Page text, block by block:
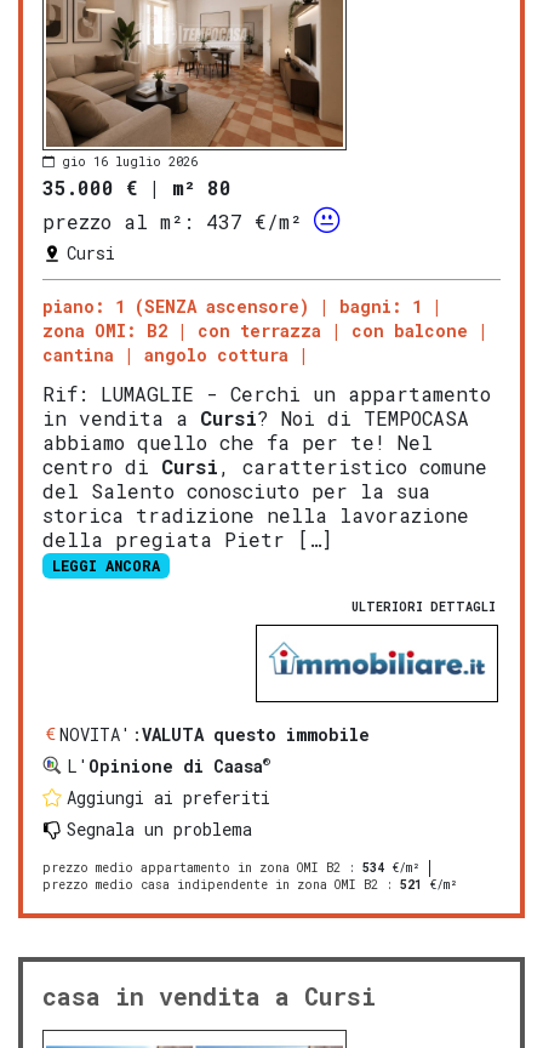
gio 16 luglio 2026
35.000 € | m² 80
prezzo al m²:
437 €/m²
Cursi
piano: 1 (SENZA ascensore)
bagni: 1
zona OMI: B2
con terrazza
con balcone
cantina
angolo cottura
Rif: LUMAGLIE - Cerchi un appartamento
in vendita a Cursi? Noi di TEMPOCASA
abbiamo quello che fa per te! Nel
centro di Cursi, caratteristico comune
del Salento conosciuto per la sua
storica tradizione nella lavorazione
della pregiata Pietr […]
LEGGI ANCORA
ULTERIORI DETTAGLI
NOVITA':VALUTA questo immobile
L' Opinione di Caasa®
Aggiungi ai preferiti
Segnala un problema
prezzo medio appartamento in zona OMI B2 : 534 €/m²
prezzo medio casa indipendente in zona OMI B2 : 521 €/m²
casa in vendita a Cursi